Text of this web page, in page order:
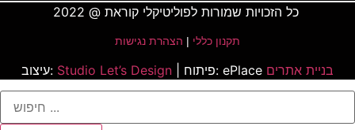
כל הזכויות שמורות לפוליטיקלי קוראת @ 2022
תקנון כללי | הצהרת נגישות
עיצוב: Studio Let’s Design | פיתוח: ePlace בניית אתרים
Search